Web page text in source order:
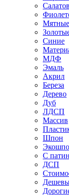
Мятные
Синие
МДФ
Эмаль
Акрил
Береза
Дерево
Дуб
ЛДСП
Массив
Шпон
С
ДСП